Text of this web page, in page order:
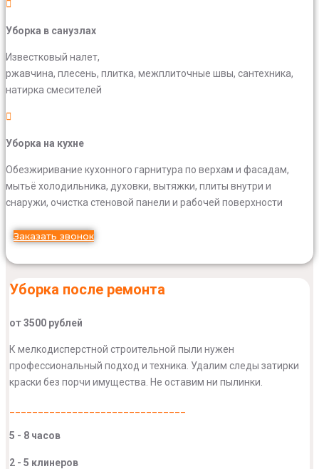
Уборка в санузлах
Известковый налет,
ржавчина, плесень, плитка, межплиточные швы, сантехника,
натирка смесителей
Уборка на кухне
Обезжиривание кухонного гарнитура по верхам и фасадам,
мытьё холодильника, духовки, вытяжки, плиты внутри и
снаружи, очистка стеновой панели и рабочей поверхности
Заказать звонок
Уборка после ремонта
от 3500 рублей
К мелкодисперстной строительной пыли нужен
профессиональный подход и техника. Удалим следы затирки
краски без порчи имущества. Не оставим ни пылинки.
5 - 8 часов
2 - 5 клинеров